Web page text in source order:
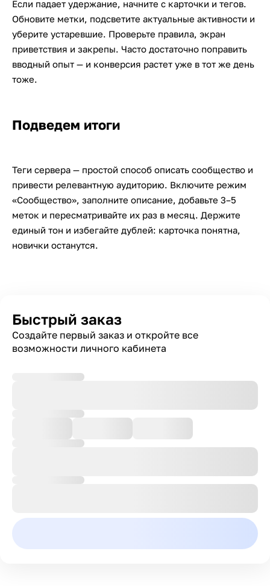
Если падает удержание, начните с карточки и тегов.
Обновите метки, подсветите актуальные активности и
уберите устаревшие. Проверьте правила, экран
приветствия и закрепы. Часто достаточно поправить
вводный опыт — и конверсия растет уже в тот же день
тоже.
Подведем итоги
Теги сервера — простой способ описать сообщество и
привести релевантную аудиторию. Включите режим
«Сообщество», заполните описание, добавьте 3–5
меток и пересматривайте их раз в месяц. Держите
единый тон и избегайте дублей: карточка понятна,
новички останутся.
Быстрый заказ
Создайте первый заказ и откройте все
возможности личного кабинета